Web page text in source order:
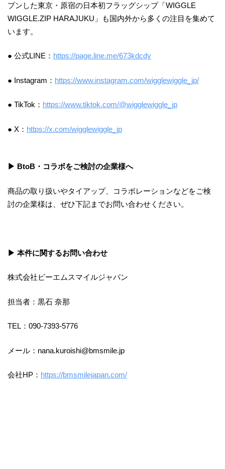
プンした東京・原宿の日本初フラッグシップ「WIGGLE
WIGGLE.ZIP HARAJUKU」も国内外から多くの注目を集めて
います。
● 公式LINE： https://page.line.me/673kdcdy
● Instagram： https://www.instagram.com/wigglewiggle_jp/
● TikTok： https://www.tiktok.com/@wigglewiggle_jp
● X： https://x.com/wigglewiggle_jp
▶ BtoB・コラボをご検討の企業様へ
商品の取り扱いやタイアップ、コラボレーションなどをご検
討の企業様は、ぜひ下記までお問い合わせください。
▶ 本件に関するお問い合わせ
株式会社ビーエムスマイルジャパン
担当者：黒石 奈那
TEL：090-7393-5776
メール：nana.kuroishi@bmsmile.jp
会社HP： https://bmsmilejapan.com/